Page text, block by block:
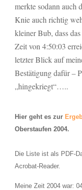
merkte sodann auch
Knie auch richtig
kleiner Bub, dass
Zeit von 4:50:03
letzter Blick auf
Bestätigung dafür –
„hingekriegt“…..
Hier geht es zur
Oberstaufen 2004.
Die Liste ist als PDF-
Acrobat-Reader.
Meine Zeit 2004 war: